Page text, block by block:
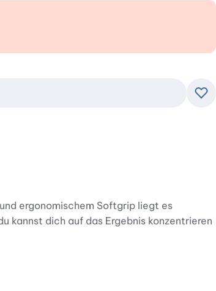
ergonomischem Softgrip liegt es
kannst dich auf das Ergebnis konzentrieren